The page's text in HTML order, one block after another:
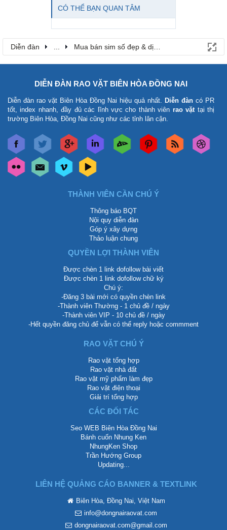
CÓ THỂ BẠN QUAN TÂM
Diễn đàn Mua bán sim số đẹp & dịch vụ viễn thông
DIỄN ĐÀN RAO VẶT BIÊN HÒA ĐỒNG NAI
Diễn đàn rao vặt Biên Hòa Đồng Nai hiệu quả nhất. Diễn đàn có PR
tốt, index nhanh, đầy đủ các lĩnh vực cho thành viên rao vặt tại thị
trường Biên Hòa, Đồng Nai cũng như các tỉnh lân cận.
THÀNH VIÊN CẦN CHÚ Ý
Thông báo BQT
Nội quy diễn đàn
Góp ý xây dựng
Thảo luận chung
QUYỀN LỢI THÀNH VIÊN
Được chèn 1 link dofollow bài viết
Được chèn 1 link dofollow chữ ký
Chú ý:
-Đăng 3 bài mới có quyền chèn link
-Thành viên Thường - 1 chủ đề / ngày
-Thành viên VIP - 10 chủ đề / ngày
-Hết quyền đăng chủ để vẫn có thể reply hoặc commment
RAO VẶT CHÚ Ý
Rao vặt tổng hợp
Rao vặt nhà đất
Rao vặt mỹ phẩm làm đẹp
Rao vặt điện thoại
Giải trí tổng hợp
CÁC ĐỐI TÁC
Seo WEB Biên Hòa Đồng Nai
Bánh cuốn Nhung Ken
NhungKen Shop
Trần Hướng Group
Updating...
LIÊN HỆ QUẢNG CÁO BANNER & TEXTLINK
Biên Hòa, Đồng Nai, Việt Nam
info@dongnairaovat.com
dongnairaovat.com@gmail.com